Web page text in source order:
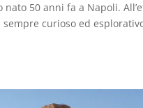
nato 50 anni fa a Napoli.
curioso ed